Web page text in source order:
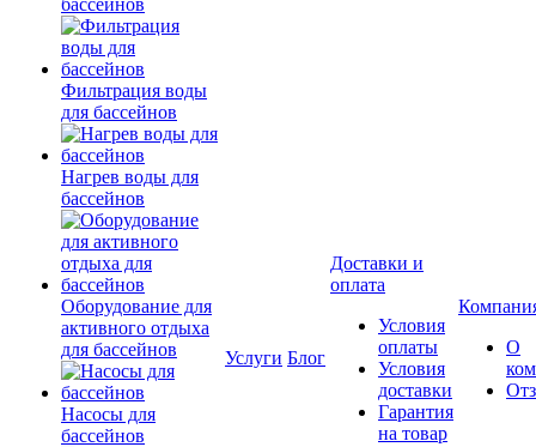
бассейнов
Фильтрация воды
для бассейнов
Нагрев воды для
бассейнов
Оборудование для
активного отдыха
для бассейнов
Насосы для
бассейнов
Услуги Блог
Доставки и
оплата
Условия
оплаты
Условия
доставки
Гарантия
на товар
О